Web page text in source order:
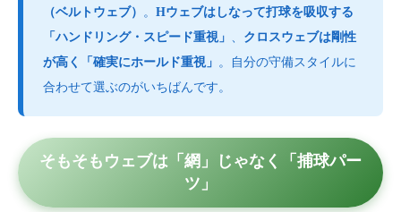
（ベルトウェブ） 。 Hウェブはしなって打球を吸収する
「ハンドリング・スピード重視」 、 クロスウェブは剛性
が高く「確実にホールド重視」 。自分の守備スタイルに
合わせて選ぶのがいちばんです。
そもそもウェブは「網」じゃなく「捕球パー
ツ」